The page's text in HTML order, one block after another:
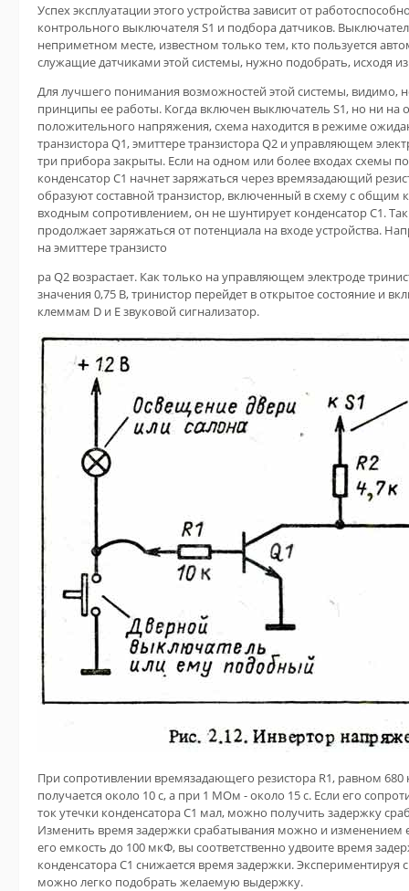
Успех эксплуатации этого устройства зависит от
контрольного выключателя S1 и подбора датчиков.
неприметном месте, известном только тем, кто пользуется
служащие датчиками этой системы, нужно подобрать, исходя
Для лучшего понимания возможностей этой системы, видимо,
принципы ее работы. Когда включен выключатель S1, но ни на
положительного напряжения, схема находится в режиме
транзистора Q1, эмиттере транзистора Q2 и управляющем
три прибора закрыты. Если на одном или более входах схемы
конденсатор С1 начнет заряжаться через времязадающий
образуют составной транзистор, включенный в схему с
входным сопротивлением, он не шунтирует конденсатор С1.
продолжает заряжаться от потенциала на входе устройства.
на эмиттере транзисто
pa Q2 возрастает. Как только на управляющем электроде
значения 0,75 В, тринистор перейдет в открытое состояние и
клеммам D и Е звуковой сигнализатор.
При сопротивлении времязадающего резистора R1, равном
получается около 10 с, а при 1 МОм - около 15 с. Если его
ток утечки конденсатора С1 мал, можно получить задержку
Изменить время задержки срабатывания можно и изменением
его емкость до 100 мкФ, вы соответственно удвоите время
конденсатора С1 снижается время задержки.
можно легко подобрать желаемую выдержку.